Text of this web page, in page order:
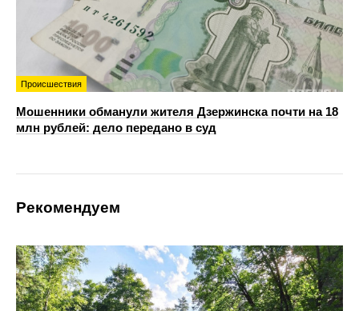
Происшествия
Мошенники обманули жителя Дзержинска почти на 18
млн рублей: дело передано в суд
Рекомендуем